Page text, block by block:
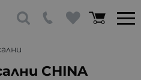
CHINA